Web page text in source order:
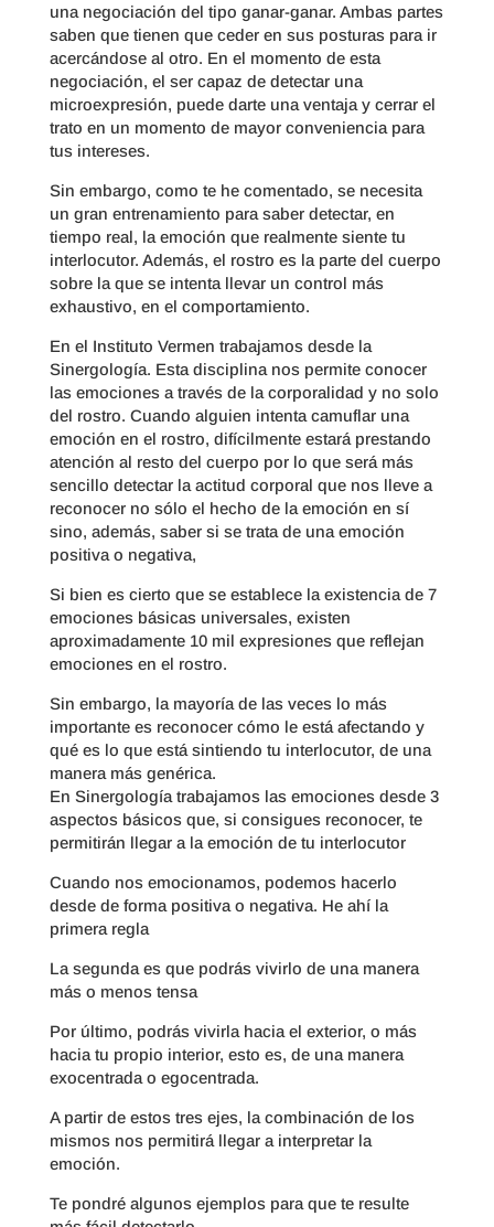
una negociación del tipo ganar-ganar. Ambas partes
saben que tienen que ceder en sus posturas para ir
acercándose al otro. En el momento de esta
negociación, el ser capaz de detectar una
microexpresión, puede darte una ventaja y cerrar el
trato en un momento de mayor conveniencia para
tus intereses.
Sin embargo, como te he comentado, se necesita
un gran entrenamiento para saber detectar, en
tiempo real, la emoción que realmente siente tu
interlocutor. Además, el rostro es la parte del cuerpo
sobre la que se intenta llevar un control más
exhaustivo, en el comportamiento.
En el Instituto Vermen trabajamos desde la
Sinergología. Esta disciplina nos permite conocer
las emociones a través de la corporalidad y no solo
del rostro. Cuando alguien intenta camuflar una
emoción en el rostro, difícilmente estará prestando
atención al resto del cuerpo por lo que será más
sencillo detectar la actitud corporal que nos lleve a
reconocer no sólo el hecho de la emoción en sí
sino, además, saber si se trata de una emoción
positiva o negativa,
Si bien es cierto que se establece la existencia de 7
emociones básicas universales, existen
aproximadamente 10 mil expresiones que reflejan
emociones en el rostro.
Sin embargo, la mayoría de las veces lo más
importante es reconocer cómo le está afectando y
qué es lo que está sintiendo tu interlocutor, de una
manera más genérica.
En Sinergología trabajamos las emociones desde 3
aspectos básicos que, si consigues reconocer, te
permitirán llegar a la emoción de tu interlocutor
Cuando nos emocionamos, podemos hacerlo
desde de forma positiva o negativa. He ahí la
primera regla
La segunda es que podrás vivirlo de una manera
más o menos tensa
Por último, podrás vivirla hacia el exterior, o más
hacia tu propio interior, esto es, de una manera
exocentrada o egocentrada.
A partir de estos tres ejes, la combinación de los
mismos nos permitirá llegar a interpretar la
emoción.
Te pondré algunos ejemplos para que te resulte